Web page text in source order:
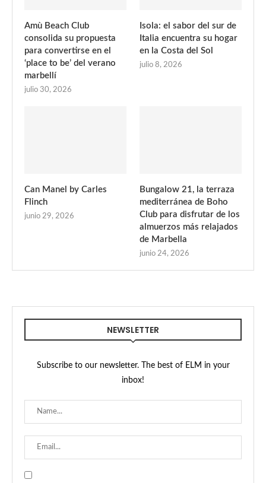
Amù Beach Club
consolida su propuesta
para convertirse en el
‘place to be’ del verano
marbellí
julio 30, 2026
Isola: el sabor del sur de
Italia encuentra su hogar
en la Costa del Sol
julio 8, 2026
Can Manel by Carles
Flinch
junio 29, 2026
Bungalow 21, la terraza
mediterránea de Boho
Club para disfrutar de los
almuerzos más relajados
de Marbella
junio 24, 2026
NEWSLETTER
Subscribe to our newsletter. The best of ELM in your
inbox!